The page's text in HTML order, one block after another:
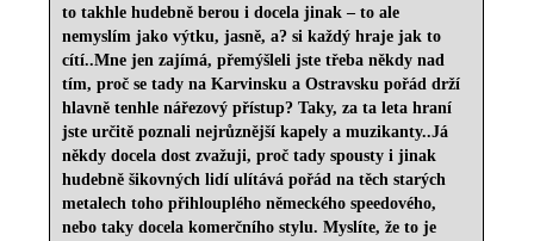
to takhle hudebně berou i docela jinak – to ale
nemyslím jako výtku, jasně, a? si každý hraje jak to
cítí..Mne jen zajímá, přemýšleli jste třeba někdy nad
tím, proč se tady na Karvinsku a Ostravsku pořád drží
hlavně tenhle nářezový přístup? Taky, za ta leta hraní
jste určitě poznali nejrůznější kapely a muzikanty..Já
někdy docela dost zvažuji, proč tady spousty i jinak
hudebně šikovných lidí ulítává pořád na těch starých
metalech toho přihlouplého německého speedového,
nebo taky docela komerčního stylu. Myslíte, že to je